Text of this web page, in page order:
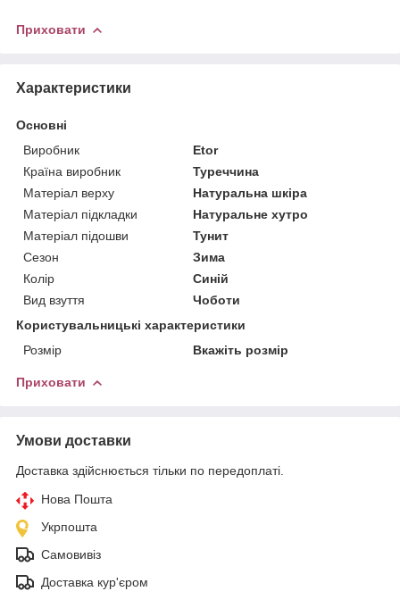
Приховати
Характеристики
Основні
Виробник
Etor
Країна виробник
Туреччина
Матеріал верху
Натуральна шкіра
Матеріал підкладки
Натуральне хутро
Матеріал підошви
Тунит
Сезон
Зима
Колір
Синій
Вид взуття
Чоботи
Користувальницькі характеристики
Розмір
Вкажіть розмір
Приховати
Умови доставки
Доставка здійснюється тільки по передоплаті.
Нова Пошта
Укрпошта
Самовивіз
Доставка кур'єром